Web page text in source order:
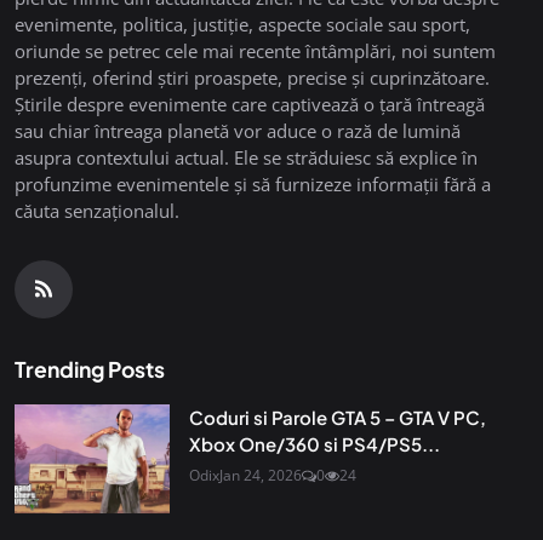
evenimente, politica, justiție, aspecte sociale sau sport,
oriunde se petrec cele mai recente întâmplări, noi suntem
prezenți, oferind știri proaspete, precise și cuprinzătoare.
Știrile despre evenimente care captivează o țară întreagă
sau chiar întreaga planetă vor aduce o rază de lumină
asupra contextului actual. Ele se străduiesc să explice în
profunzime evenimentele și să furnizeze informații fără a
căuta senzaționalul.
Trending Posts
Coduri si Parole GTA 5 – GTA V PC,
Xbox One/360 si PS4/PS5...
OdixJan 24, 2026 0 24